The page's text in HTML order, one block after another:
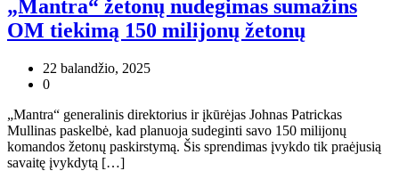
„Mantra“ žetonų nudegimas sumažins
OM tiekimą 150 milijonų žetonų
22 balandžio, 2025
0
„Mantra“ generalinis direktorius ir įkūrėjas Johnas Patrickas
Mullinas paskelbė, kad planuoja sudeginti savo 150 milijonų
komandos žetonų paskirstymą. Šis sprendimas įvykdo tik praėjusią
savaitę įvykdytą […]